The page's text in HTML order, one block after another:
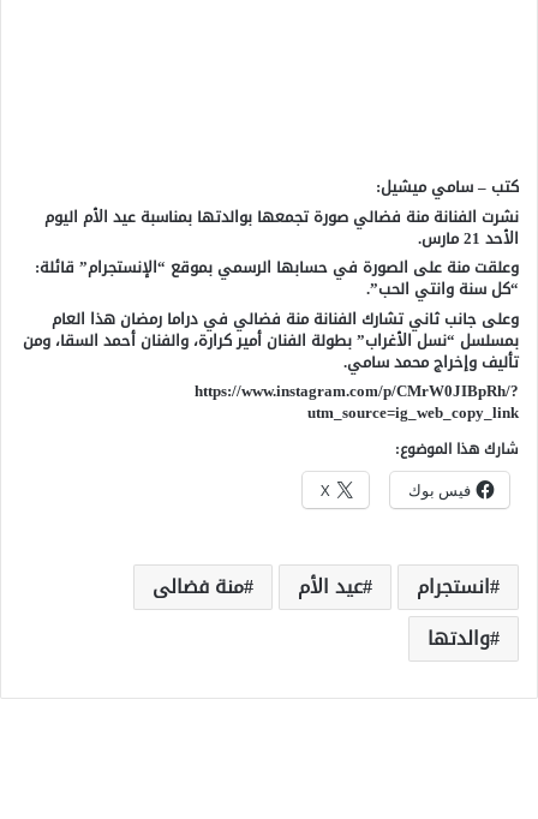
كتب – سامي ميشيل:
نشرت الفنانة منة فضالي صورة تجمعها بوالدتها بمناسبة عيد الأم اليوم
الأحد 21 مارس.
وعلقت منة على الصورة في حسابها الرسمي بموقع “الإنستجرام” قائلة:
“كل سنة وانتي الحب”.
وعلى جانب ثاني تشارك الفنانة منة فضالي في دراما رمضان هذا العام
بمسلسل “نسل الأغراب” بطولة الفنان أمير كرارة، والفنان أحمد السقا، ومن
تأليف وإخراج محمد سامي.
https://www.instagram.com/p/CMrW0JIBpRh/?
utm_source=ig_web_copy_link
شارك هذا الموضوع:
فيس بوك X
انستجرام عيد الأم
منة فضالى
والدتها